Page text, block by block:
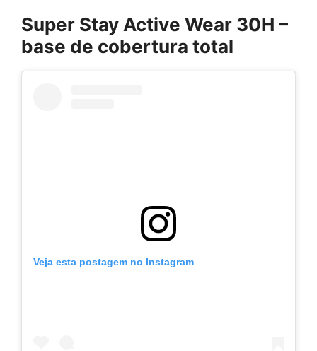
Super Stay Active Wear 30H –
base de cobertura total
Veja esta postagem no Instagram